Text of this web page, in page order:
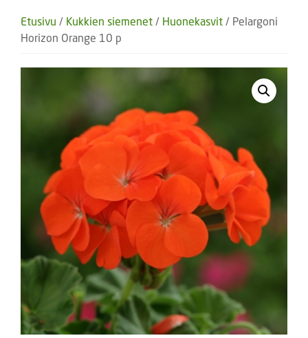
Etusivu / Kukkien siemenet / Huonekasvit / Pelargoni
Horizon Orange 10 p